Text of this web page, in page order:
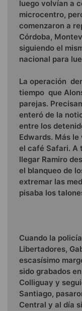
luego volvían a
microcentro,
comenzaron a
Córdoba,
siguiendo el
nacional para
La operación
tiempo que
parejas.
enteró de la
entre los
Edwards. Más
el café Safari. A
llegar Ramiro
el blanqueo de
extremar las
pisaba los
Cuando la
Liberta­dores,
escasísimo
sido grabados
Colliguay y
Santiago,
Central y al día